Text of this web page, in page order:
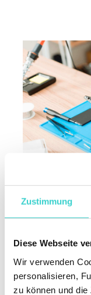
Zustimmung
Diese Webseite
Wir verwenden
personalisieren,
zu können und
NSYS
NSYS Group
Anwendungsfälle:
Reparaturzentrum.